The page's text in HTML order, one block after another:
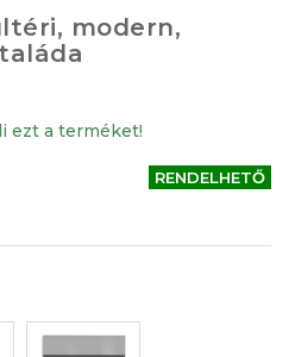
modern,
ezt a terméket!
RENDELHETŐ